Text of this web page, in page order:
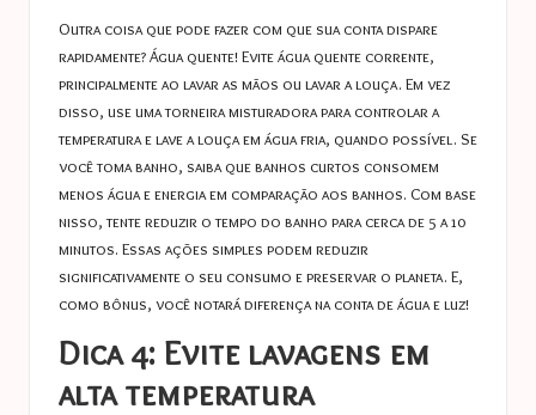
Outra coisa que pode fazer com que sua conta dispare
rapidamente? Água quente! Evite água quente corrente,
principalmente ao lavar as mãos ou lavar a louça. Em vez
disso, use uma torneira misturadora para controlar a
temperatura e lave a louça em água fria, quando possível. Se
você toma banho, saiba que banhos curtos consomem
menos água e energia em comparação aos banhos. Com base
nisso, tente reduzir o tempo do banho para cerca de 5 a 10
minutos. Essas ações simples podem reduzir
significativamente o seu consumo e preservar o planeta. E,
como bônus, você notará diferença na conta de água e luz!
Dica 4: Evite lavagens em
alta temperatura